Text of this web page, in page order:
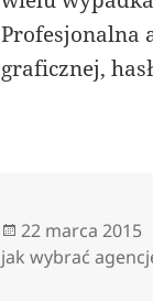
Profesjonalna
graficznej,
Data
publikacji
22 marca 2015
jak wybrać